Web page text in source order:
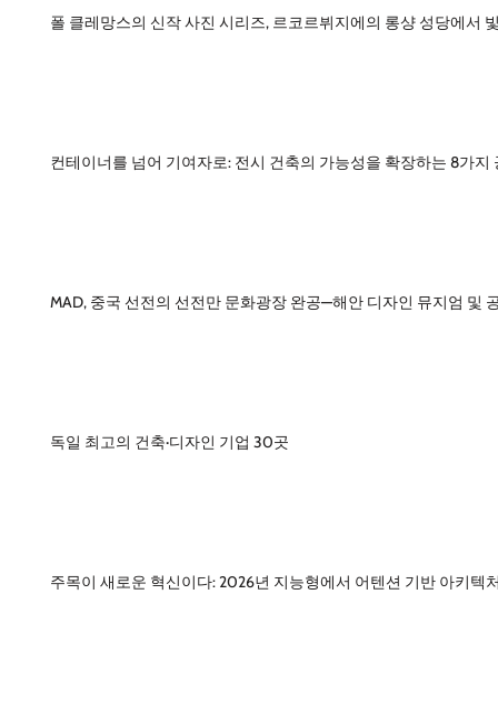
폴 클레망스의 신작 사진 시리즈, 르코르뷔지에의 롱샹 성당에서
컨테이너를 넘어 기여자로: 전시 건축의 가능성을 확장하는 8가지
MAD, 중국 선전의 선전만 문화광장 완공—해안 디자인 뮤지엄 및
독일 최고의 건축·디자인 기업 30곳
주목이 새로운 혁신이다: 2026년 지능형에서 어텐션 기반 아키텍